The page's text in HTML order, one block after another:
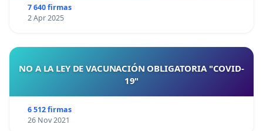
7 640 firmas
2 Apr 2025
NO A LA LEY DE VACUNACIÓN OBLIGATORIA "COVID-
19"
6 512 firmas
26 Nov 2021